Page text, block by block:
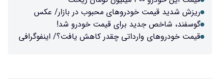
ریزش شدید قیمت خودروهای محبوب در بازار/ عکس
گوسفند، شاخص جدید برای قیمت خودرو شد!
قیمت‌ خودروهای وارداتی‌ چقدر کاهش یافت؟/ اینفوگرافی